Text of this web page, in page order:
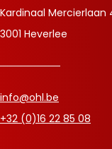
Kardinaal Mercierlaan
3001 Heverlee
info@ohl.be
+32 (0)16 22 85 08